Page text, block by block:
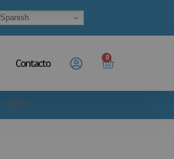
Spanish
Contacto 0
+info